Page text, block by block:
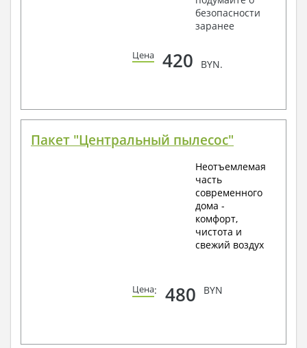
безопасности
заранее
Цена 420 BYN.
Пакет "Центральный пылесос"
Неотъемлемая
часть
современного
дома -
комфорт,
чистота и
свежий воздух
Цена: 480 BYN